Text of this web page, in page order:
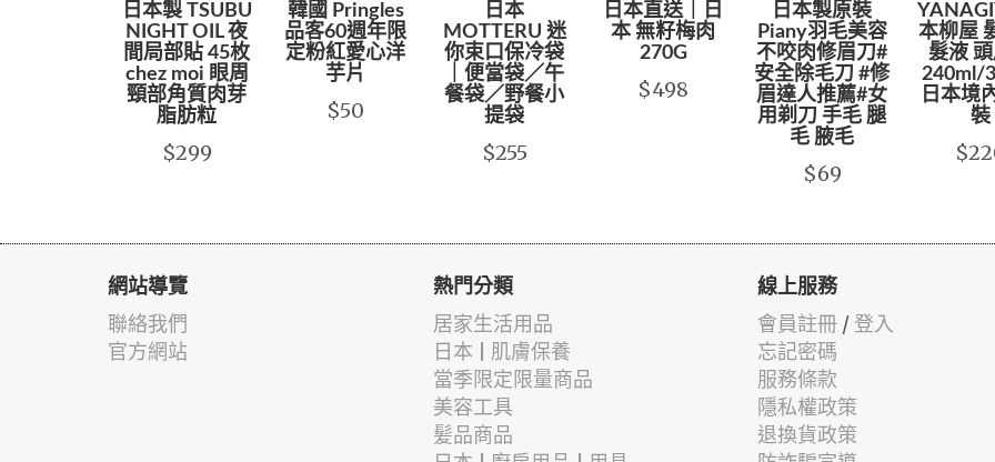
日本製 TSUBU
NIGHT OIL 夜
間局部貼 45枚
chez moi 眼周
頸部角質肉芽
脂肪粒
$299
韓國 Pringles
品客60週年限
定粉紅愛心洋
芋片
$50
日本
MOTTERU 迷
你束口保冷袋
｜便當袋／午
餐袋／野餐小
提袋
$255
日本直送｜日
本 無籽梅肉
270G
$498
日本製原裝
Piany羽毛美容
不咬肉修眉刀#
安全除毛刀 #修
眉達人推薦#女
用剃刀 手毛 腿
毛 腋毛
$69
本柳屋
髮液
240ml/
日本境
裝
網站導覽
聯絡我們
官方網站
熱門分類
居家生活用品
日本 | 肌膚保養
當季限定限量商品
美容工具
髪品商品
線上服務
會員註冊 / 登入
忘記密碼
服務條款
隱私權政策
退換貨政策